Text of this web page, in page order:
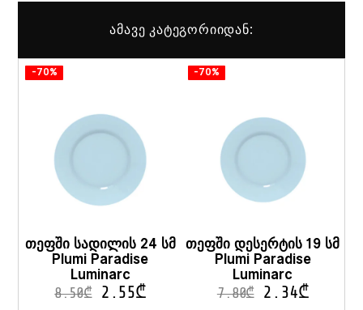
ამავე კატეგორიიდან:
-70%
თეფში სადილის 24 სმ
Plumi Paradise
Luminarc
8.50₾ 2.55₾
-70%
თეფში დესერტის 19 სმ
Plumi Paradise
Luminarc
7.80₾ 2.34₾